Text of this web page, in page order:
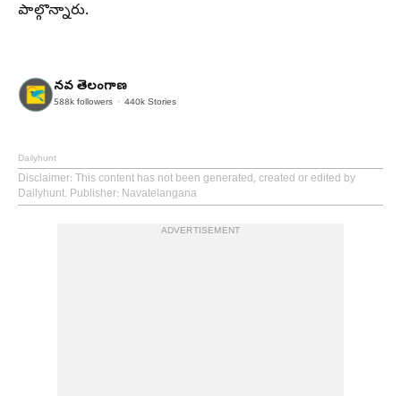
పాల్గొన్నారు.
నవ తెలంగాణ
588k followers 440k Stories
Dailyhunt
Disclaimer: This content has not been generated, created or edited by
Dailyhunt. Publisher: Navatelangana
ADVERTISEMENT